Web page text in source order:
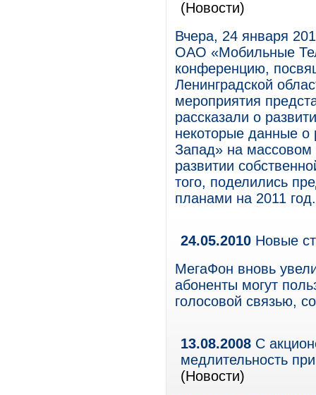
(Новости)
Вчера, 24 января
ОАО «Мобильные
конференцию,
Ленинградской
мероприятия
рассказали о
некоторые данные о
Запад» на массовом
развитии
того, поделились
планами на 2011 год.
24.05.2010 Новые
МегаФон вновь
абоненты могут
голосовой связью,
13.08.2008 С
медлительность
(Новости)